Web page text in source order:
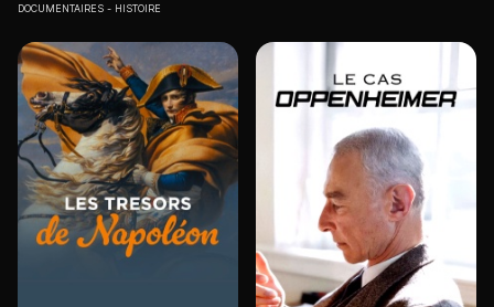
DOCUMENTAIRES HISTOIRE